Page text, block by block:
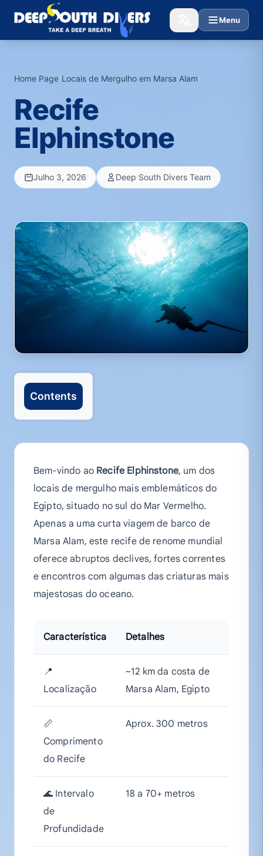
Menu
Home Page›Locais de Mergulho em Marsa Alam›
Recife
Elphinstone
Julho 3, 2026 Deep South Divers Team
Contents
Bem-vindo ao Recife Elphinstone, um dos
locais de mergulho mais emblemáticos do
Egipto, situado no sul do Mar Vermelho.
Apenas a uma curta viagem de barco de
Marsa Alam, este recife de renome mundial
oferece abruptos declives, fortes correntes
e encontros com algumas das criaturas mais
majestosas do oceano.
Característica Detalhes
📍
Localização
~12 km da costa de
Marsa Alam, Egipto
📏
Comprimento
do Recife
Aprox. 300 metros
🌊 Intervalo
de
Profundidade
18 a 70+ metros